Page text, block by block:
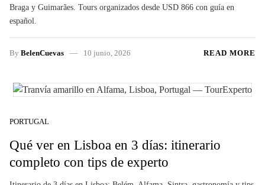
Braga y Guimarães. Tours organizados desde USD 866 con guía en
español.
By BelenCuevas 10 junio, 2026 READ MORE
PORTUGAL
Qué ver en Lisboa en 3 días: itinerario
completo con tips de experto